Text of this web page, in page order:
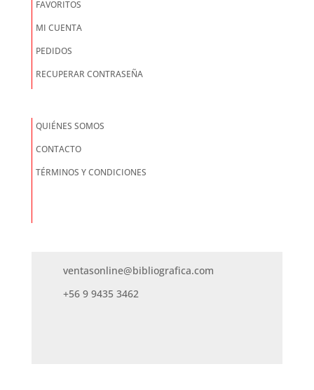
FAVORITOS
MI CUENTA
PEDIDOS
RECUPERAR CONTRASEÑA
QUIÉNES SOMOS
CONTACTO
TÉRMINOS Y CONDICIONES
ventasonline@bibliografica.com
+56 9 9435 3462